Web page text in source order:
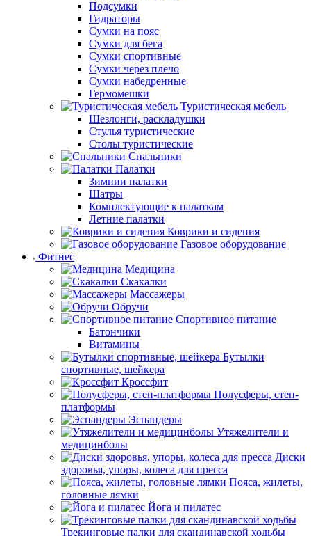
Подсумки
Гидраторы
Сумки на пояс
Сумки для бега
Сумки спортивные
Сумки через плечо
Сумки набедренные
Гермомешки
Туристическая мебель
Шезлонги, раскладушки
Стулья туристические
Столы туристические
Спальники
Палатки
Зимнии палатки
Шатры
Комплектующие к палаткам
Летние палатки
Коврики и сидения
Газовое оборудование
Фитнес
Медицина
Скакалки
Массажеры
Обручи
Спортивное питание
Батончики
Витамины
Бутылки
спортивные, шейкера
Кроссфит
Полусферы, степ-
платформы
Эспандеры
Утяжелители и
медицинболы
Диски
здоровья, упоры, колеса для пресса
Пояса, жилеты,
головные лямки
Йога и пилатес
Трекинговые палки для скандинавской ходьбы